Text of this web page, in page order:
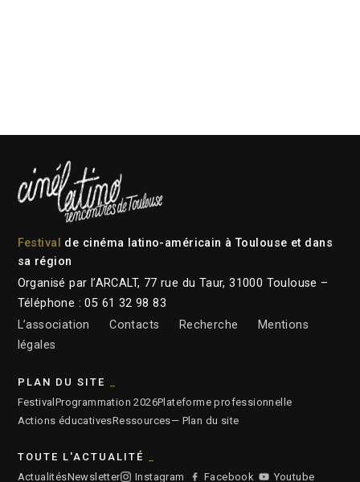
Festival
de cinéma latino-américain à Toulouse et dans
sa région
Organisé par l’ARCALT, 77 rue du Taur, 31000 Toulouse –
Téléphone : 05 61 32 98 83
L’association
Contacts Recherche
Mentions
légales
PLAN DU SITE
Festival Programmation 2026Plateforme professionnelle
Actions éducativesRessources— Plan du site
TOUTE L'ACTUALITÉ
ActualitésNewsletter Instagram Facebook Youtube